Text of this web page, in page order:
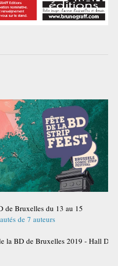
de Bruxelles du 13 au 15
de 7 auteurs
la BD de Bruxelles 2019 - Hall D